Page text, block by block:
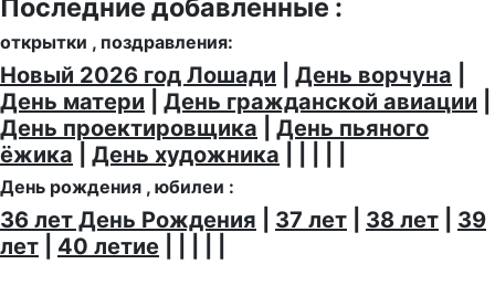
Последние добавленные :
открытки , поздравления:
Новый 2026 год Лошади День ворчуна
День матери
День гражданской авиации
День проектировщика
День пьяного
ёжика
День художника
День рождения , юбилеи :
36 лет День Рождения 37 лет 38 лет
39
лет
40 летие